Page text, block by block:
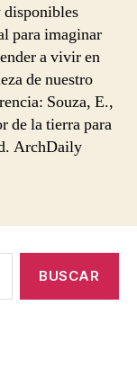
disponibles
para imaginar
a vivir en
de nuestro
Souza, E.,
de la tierra para
ArchDaily